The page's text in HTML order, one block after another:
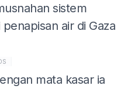
sistem
air di Gaza
mata kasar ia